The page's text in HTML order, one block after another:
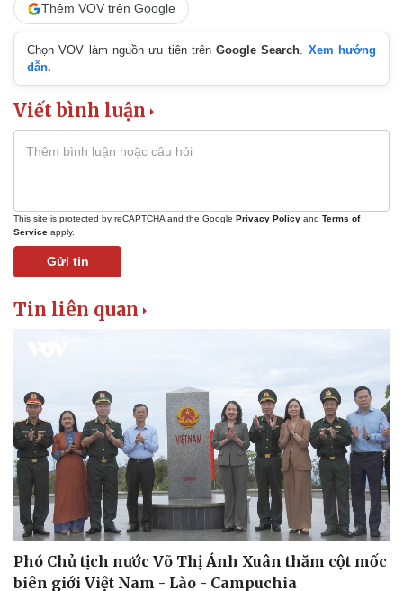
Thể thao
Bóng đá
Lịch thi đấu bóng đá
Thế giới thể thao
eSports
Ô tô - Xe máy
Ô tô
Xe máy
Tư vấn
Thêm VOV trên Google
Chọn VOV làm nguồn ưu tiên trênGoogle Search. Xem hướng
dẫn.
Viết bình luận
This site is protected by reCAPTCHA and the Google Privacy Policy and Terms of
Service apply.
Gửi tin
Tin liên quan
Phó Chủ tịch nước Võ Thị Ánh Xuân thăm cột mốc
biên giới Việt Nam - Lào - Campuchia